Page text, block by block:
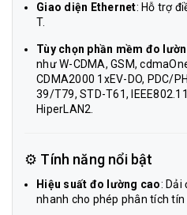
Giao diện Ethernet: Hỗ trợ
T.
Tùy chọn phần mềm đo
như W-CDMA, GSM,
CDMA2000 1xEV-DO, PDC/
39/T79, STD-T61,
HiperLAN2.
⚙️ Tính năng nổi bật
Hiệu suất đo lường cao: Dải
nhanh cho phép phân tích tín